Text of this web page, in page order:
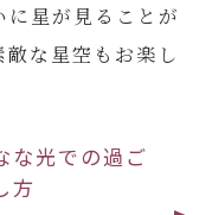
星が見ることが
な星空もお楽し
な光での過ご
方